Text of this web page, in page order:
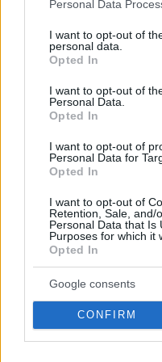
not limited to your visit or
grant or deny consent to
use your data for below
consent section.
Personal Data
I want to opt-out of
personal data.
Opted In
I want to opt-out of
Personal Data.
Opted In
I want to opt-out of
Personal Data for
Opted In
I want to opt-out of
Retention, Sale, and/
Personal Data that Is
Purposes for which it
Opted In
Google consents
CONFIRM
Περιπέτεια, χαλάρωση ή
πίνεις όλο το καλοκαίρι
Starbucks
Πλαζ Βάρκιζας:
επένδυση των 15 εκατ. – Η
εποχή για την ιστορική
Αθηναϊκής Ριβιέρας
Νόστος Μεζέ: Μια
ταβέρνα στη Νέα Σμύρνη
το κρέας μιλάει πρώτο